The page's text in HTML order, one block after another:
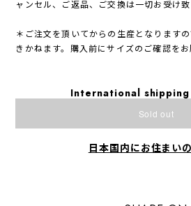
ャンセル、ご返品、ご交換は一切お受け致
＊ご注文を頂いてからの生産となります
きかねます。購入前にサイズのご確認をお
International
Sold out
日本国内にお住まい